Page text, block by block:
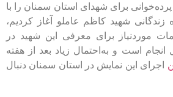
برای شهدای استان سمنان را با
کاظم عاملو آغاز کردیم،
برای معرفی این شهید در
و به‌احتمال زیاد بعد از هفته
نمایش در استان سمنان دنبال